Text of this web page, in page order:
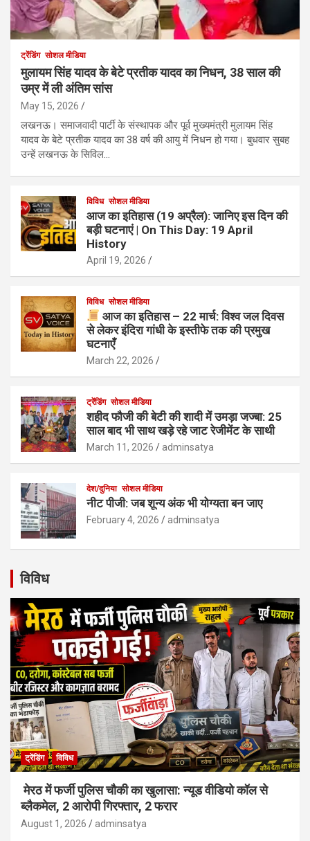
ट्रेंडिंग सोशल मीडिया
मुलायम सिंह यादव के बेटे प्रतीक यादव का निधन, 38 साल की
उम्र में ली अंतिम सांस
May 15, 2026
लखनऊ। समाजवादी पार्टी के संस्थापक और पूर्व मुख्यमंत्री मुलायम सिंह
यादव के बेटे प्रतीक यादव का 38 वर्ष की आयु में निधन हो गया। बुधवार सुबह
उन्हें लखनऊ के सिविल…
विविध सोशल मीडिया
आज का इतिहास (19 अप्रैल): जानिए इस दिन की
बड़ी घटनाएं | On This Day: 19 April
History
April 19, 2026
विविध सोशल मीडिया
आज का इतिहास – 22 मार्च: विश्व जल दिवस
से लेकर इंदिरा गांधी के इस्तीफे तक की प्रमुख
घटनाएँ
March 22, 2026
ट्रेंडिंग सोशल मीडिया
शहीद फौजी की बेटी की शादी में उमड़ा जज्बा: 25
साल बाद भी साथ खड़े रहे जाट रेजीमेंट के साथी
March 11, 2026 adminsatya
देश/दुनिया सोशल मीडिया
नीट पीजी: जब शून्य अंक भी योग्यता बन जाए
February 4, 2026 adminsatya
विविध
ट्रेंडिंग विविध
मेरठ में फर्जी पुलिस चौकी का खुलासा: न्यूड वीडियो कॉल से
ब्लैकमेल, 2 आरोपी गिरफ्तार, 2 फरार
August 1, 2026 adminsatya